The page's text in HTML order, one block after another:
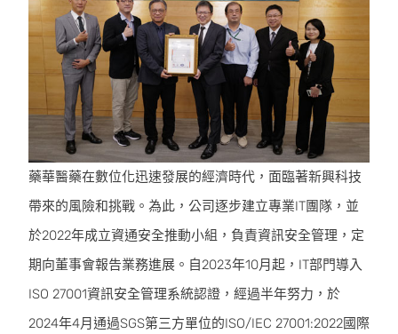
藥華醫藥在數位化迅速發展的經濟時代，面臨著新興科技
帶來的風險和挑戰。為此，公司逐步建立專業IT團隊，並
於2022年成立資通安全推動小組，負責資訊安全管理，定
期向董事會報告業務進展。自2023年10月起，IT部門導入
ISO 27001資訊安全管理系統認證，經過半年努力，於
2024年4月通過SGS第三方單位的ISO/IEC 27001:2022國際